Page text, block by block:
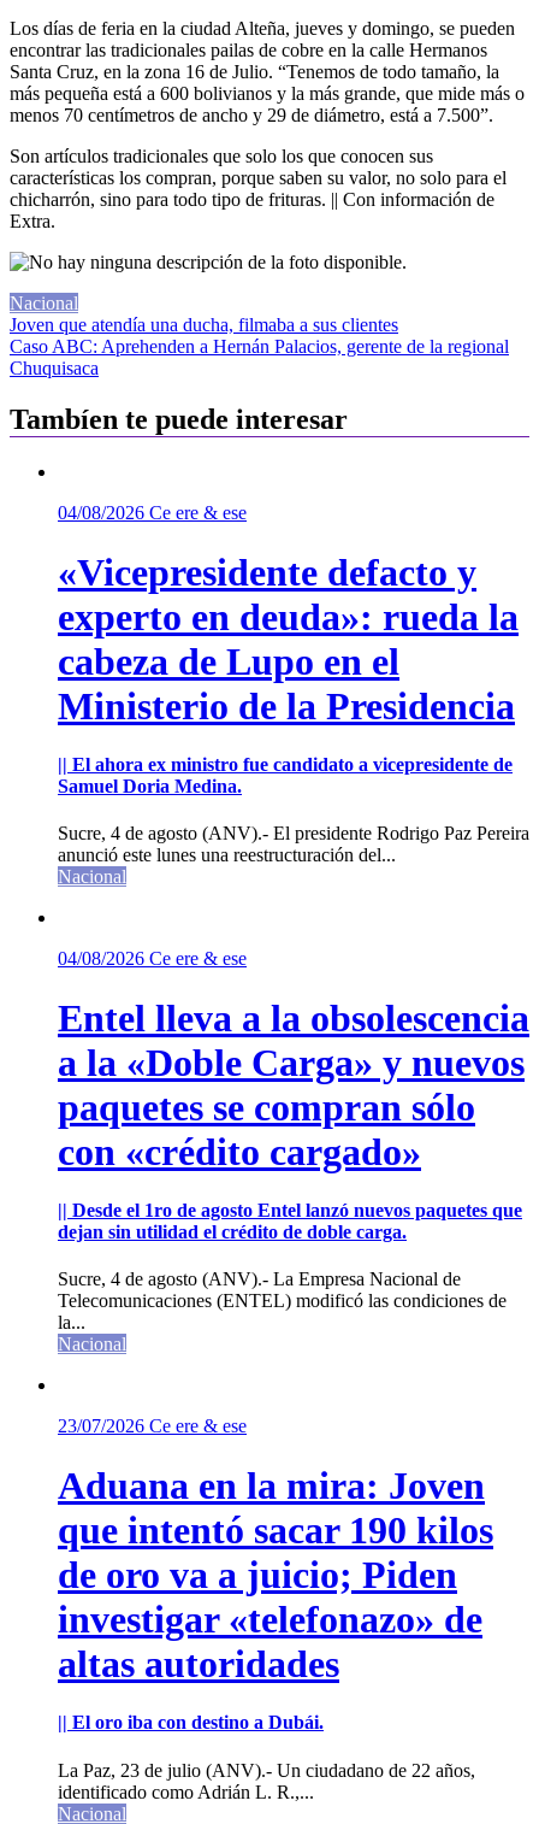
Los días de feria en la ciudad Alteña, jueves y domingo, se pueden
encontrar las tradicionales pailas de cobre en la calle Hermanos
Santa Cruz, en la zona 16 de Julio. “Tenemos de todo tamaño, la
más pequeña está a 600 bolivianos y la más grande, que mide más o
menos 70 centímetros de ancho y 29 de diámetro, está a 7.500”.
Son artículos tradicionales que solo los que conocen sus
características los compran, porque saben su valor, no solo para el
chicharrón, sino para todo tipo de frituras. || Con información de
Extra.
Nacional
Navegación
de
Joven que atendía una ducha, filmaba a sus clientes
Caso ABC: Aprehenden a Hernán Palacios, gerente de la regional
Chuquisaca
Tambíen te puede interesar
04/08/2026 Ce ere & ese
«Vicepresidente defacto y
experto en deuda»: rueda la
cabeza de Lupo en el
Ministerio de la Presidencia
|| El ahora ex ministro fue candidato a vicepresidente de
Samuel Doria Medina.
Sucre, 4 de agosto (ANV).- El presidente Rodrigo Paz Pereira
anunció este lunes una reestructuración del...
Nacional
04/08/2026 Ce ere & ese
Entel lleva a la obsolescencia
a la «Doble Carga» y nuevos
paquetes se compran sólo
con «crédito cargado»
|| Desde el 1ro de agosto Entel lanzó nuevos paquetes que
dejan sin utilidad el crédito de doble carga.
Sucre, 4 de agosto (ANV).- La Empresa Nacional de
Telecomunicaciones (ENTEL) modificó las condiciones de
la...
Nacional
23/07/2026 Ce ere & ese
Aduana en la mira: Joven
que intentó sacar 190 kilos
de oro va a juicio; Piden
investigar «telefonazo» de
altas autoridades
|| El oro iba con destino a Dubái.
La Paz, 23 de julio (ANV).- Un ciudadano de 22 años,
identificado como Adrián L. R.,...
Nacional